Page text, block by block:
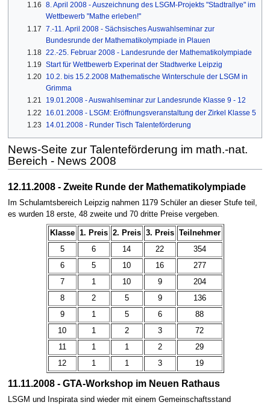
1.16 8. April 2008 - Auszeichnung des LSGM-Projekts "Stadtrallye" im
Wettbewerb "Mathe erleben!"
1.17 7.-11. April 2008 - Sächsisches Auswahlseminar zur
Bundesrunde der Mathematikolympiade in Plauen
1.18 22.-25. Februar 2008 - Landesrunde der Mathematikolympiade
1.19 Start für Wettbewerb Experinat der Stadtwerke Leipzig
1.20 10.2. bis 15.2.2008 Mathematische Winterschule der LSGM in
Grimma
1.21
19.01.2008 - Auswahlseminar zur Landesrunde Klasse 9 - 12
1.22
16.01.2008 - LSGM: Eröffnungsveranstaltung der Zirkel Klasse 5
1.23
14.01.2008 - Runder Tisch Talenteförderung
News-Seite zur Talenteförderung im math.-nat.
Bereich - News 2008
12.11.2008 - Zweite Runde der Mathematikolympiade
Im Schulamtsbereich Leipzig nahmen 1179 Schüler an dieser Stufe teil,
es wurden 18 erste, 48 zweite und 70 dritte Preise vergeben.
Klasse 1. Preis 2. Preis 3. Preis
Teilnehmer
5
6 14 22
354
6
5 10 16
277
7
1 10 9
204
8
2 5 9
136
9
1 5 6
88
10
1 2 3
72
11
1 1 2
29
12
1 1 3 19
11.11.2008 - GTA-Workshop im Neuen Rathaus
LSGM und Inspirata sind wieder mit einem Gemeinschaftsstand